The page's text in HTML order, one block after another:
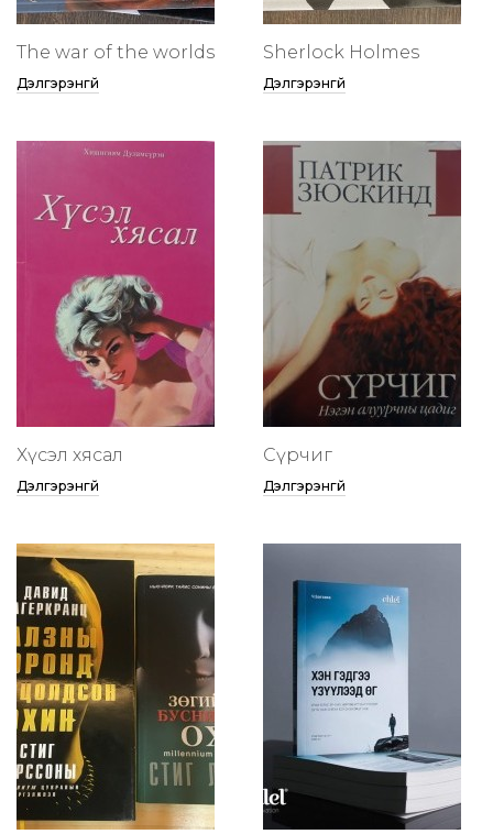
The war of the worlds
Дэлгэрэнгүй
Sherlock Holmes
Дэлгэрэнгүй
Хүсэл хясал
Дэлгэрэнгүй
Сүрчиг
Дэлгэрэнгүй